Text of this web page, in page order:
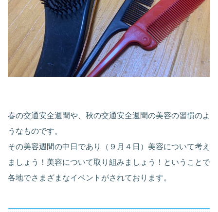
春の交通安全週間や、秋の交通安全週間の美容の習慣のよ
うなものです。
その美容週間の中日であり（９月４日）美容について考え
ましょう！美容について取り組みましょう！ということで
各地でさまざまなイベントがされております。